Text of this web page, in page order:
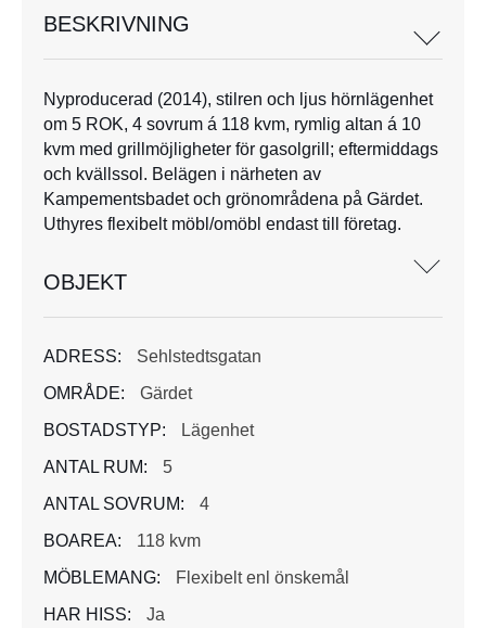
BESKRIVNING
Nyproducerad (2014), stilren och ljus hörnlägenhet
om 5 ROK, 4 sovrum á 118 kvm, rymlig altan á 10
kvm med grillmöjligheter för gasolgrill; eftermiddags
och kvällssol. Belägen i närheten av
Kampementsbadet och grönområdena på Gärdet.
Uthyres flexibelt möbl/omöbl endast till företag.
OBJEKT
ADRESS:
Sehlstedtsgatan
OMRÅDE:
Gärdet
BOSTADSTYP:
Lägenhet
ANTAL RUM:
5
ANTAL SOVRUM:
4
BOAREA:
118 kvm
MÖBLEMANG:
Flexibelt enl önskemål
HAR HISS:
Ja